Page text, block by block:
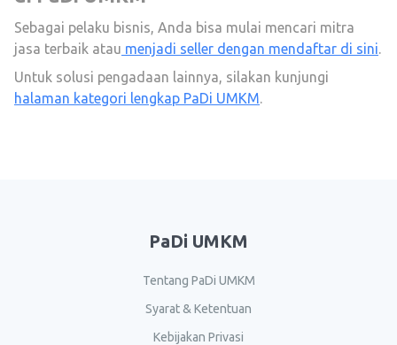
Sebagai pelaku bisnis, Anda bisa mulai mencari mitra
jasa terbaik atau menjadi seller dengan mendaftar di sini.
Untuk solusi pengadaan lainnya, silakan kunjungi
halaman kategori lengkap PaDi UMKM.
PaDi UMKM
Tentang PaDi UMKM
Syarat & Ketentuan
Kebijakan Privasi